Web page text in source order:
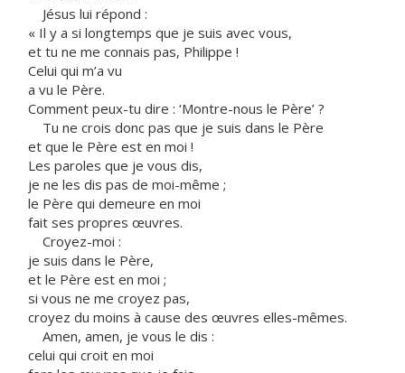
Jésus lui répond :
« Il y a si longtemps que je suis avec vous,
et tu ne me connais pas, Philippe !
Celui qui m’a vu
a vu le Père.
Comment peux-tu dire : ‘Montre-nous le Père’ ?
Tu ne crois donc pas que je suis dans le Père
et que le Père est en moi !
Les paroles que je vous dis,
je ne les dis pas de moi-même ;
le Père qui demeure en moi
fait ses propres œuvres.
Croyez-moi :
je suis dans le Père,
et le Père est en moi ;
si vous ne me croyez pas,
croyez du moins à cause des œuvres elles-mêmes.
Amen, amen, je vous le dis :
celui qui croit en moi